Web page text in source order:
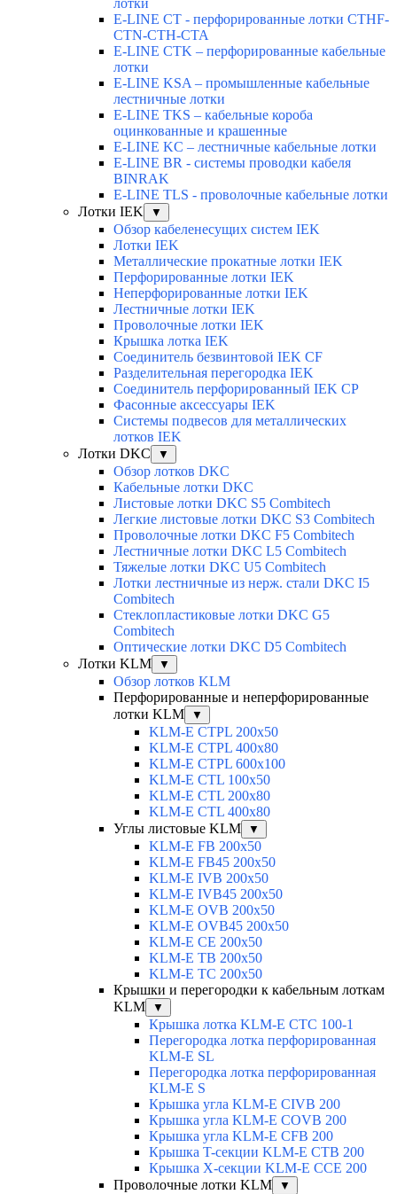
лотки
E-LINE CT - перфорированные лотки CTHF-
CTN-CTH-CTA
E-LINE CTK – перфорированные кабельные
лотки
E-LINE KSA – промышленные кабельные
лестничные лотки
E-LINE TKS – кабельные короба
оцинкованные и крашенные
E-LINE KC – лестничные кабельные лотки
E-LINE BR - системы проводки кабеля
BINRAK
E-LINE TLS - проволочные кабельные лотки
Лотки IEK
▼
Обзор кабеленесущих систем IEK
Лотки IEK
Металлические прокатные лотки IEK
Перфорированные лотки IEK
Неперфорированные лотки IEK
Лестничные лотки IEK
Проволочные лотки IEK
Крышка лотка IEK
Соединитель безвинтовой IEK CF
Разделительная перегородка IEK
Соединитель перфорированный IEK CP
Фасонные аксессуары IEK
Системы подвесов для металлических
лотков IEK
Лотки DKC
▼
Обзор лотков DKC
Кабельные лотки DKC
Листовые лотки DKC S5 Combitech
Легкие листовые лотки DKC S3 Combitech
Проволочные лотки DKC F5 Combitech
Лестничные лотки DKC L5 Combitech
Тяжелые лотки DKC U5 Combitech
Лотки лестничные из нерж. стали DKC I5
Combitech
Стеклопластиковые лотки DKC G5
Combitech
Оптические лотки DKC D5 Combitech
Лотки KLM
▼
Обзор лотков KLM
Перфорированные и неперфорированные
лотки KLM
▼
KLM-E CTPL 200x50
KLM-E CTPL 400x80
KLM-E CTPL 600x100
KLM-E CTL 100x50
KLM-E CTL 200x80
KLM-E CTL 400x80
Углы листовые KLM
▼
KLM-E FB 200x50
KLM-E FB45 200x50
KLM-E IVB 200x50
KLM-E IVB45 200x50
KLM-E OVB 200x50
KLM-E OVB45 200x50
KLM-E CE 200x50
KLM-E TB 200x50
KLM-E TC 200x50
Крышки и перегородки к кабельным лоткам
KLM
▼
Крышка лотка KLM-E CTC 100-1
Перегородка лотка перфорированная
KLM-E SL
Перегородка лотка перфорированная
KLM-E S
Крышка угла KLM-E CIVB 200
Крышка угла KLM-E COVB 200
Крышка угла KLM-E CFB 200
Крышка T-секции KLM-E CTB 200
Крышка X-секции KLM-E CCE 200
Проволочные лотки KLM
▼